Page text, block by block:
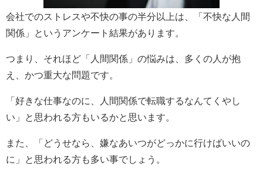
会社でのストレスや不快の事の半分以上は、「不快な人間
関係」というアンケート結果があります。
つまり、それほど「人間関係」の悩みは、多くの人が抱
え、かつ重大な問題です。
「好きな仕事なのに、人間関係で転職するなんてくやし
い」と思われる方もいるかと思います。
また、「どうせなら、嫌なあいつがどっかに行けばいいの
に」と思われる方も多い事でしょう。